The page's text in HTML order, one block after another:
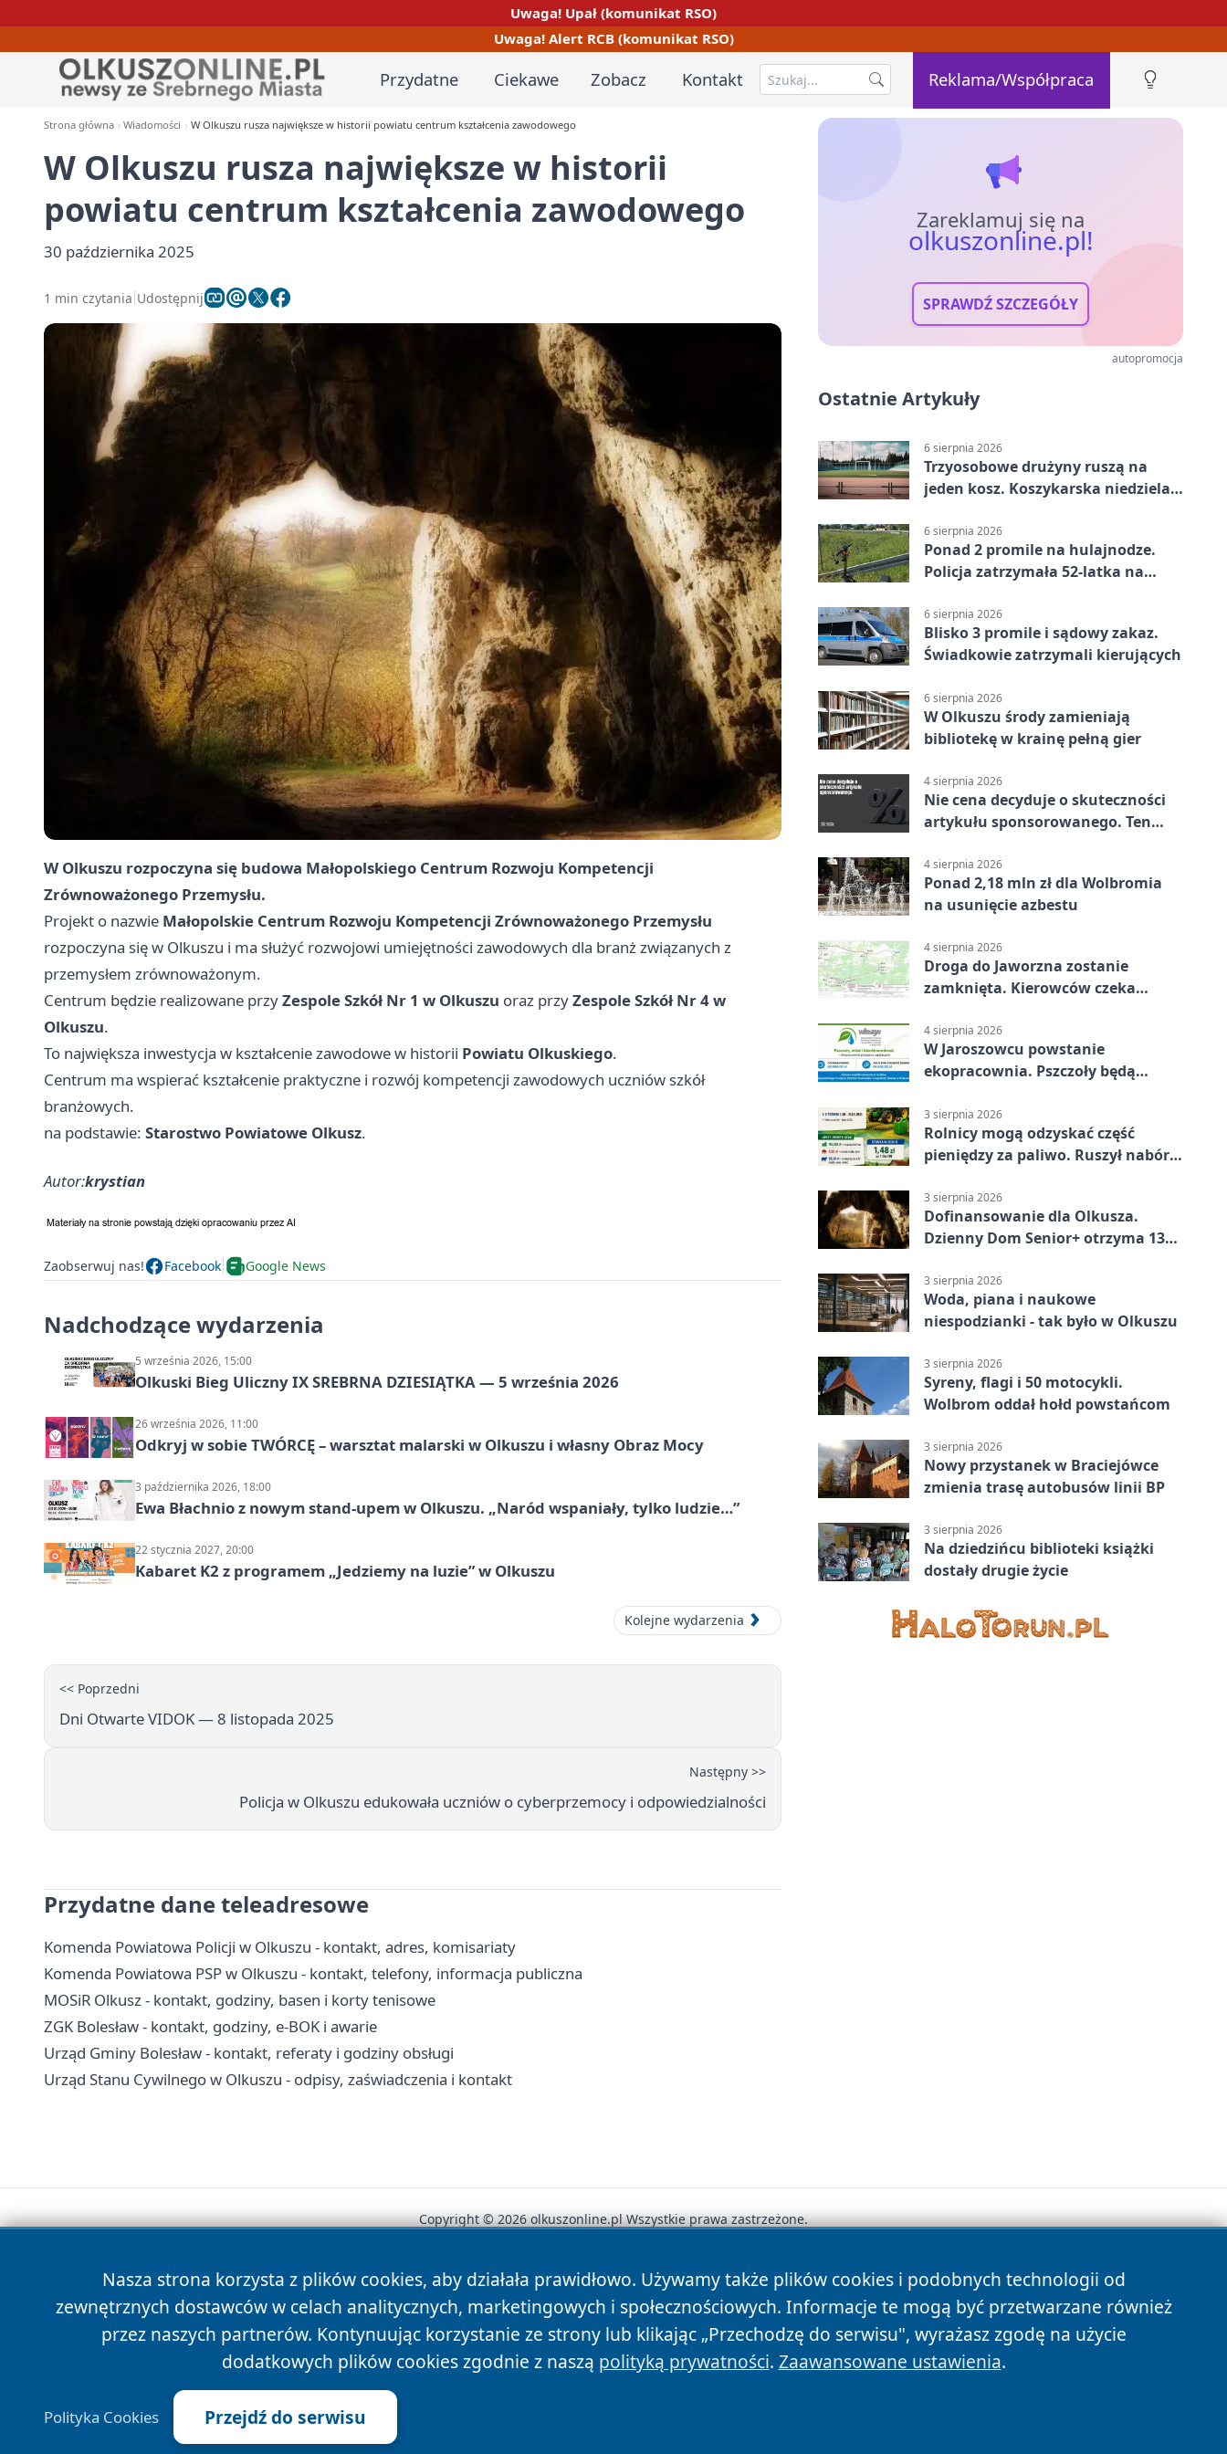
Uwaga! Upał (komunikat RSO)
Uwaga! Alert RCB (komunikat RSO)
Przydatne Ciekawe Zobacz Kontakt Reklama/Współpraca
Strona główna Wiadomości W Olkuszu rusza największe w historii powiatu centrum kształcenia zawodowego
W Olkuszu rusza największe w historii
powiatu centrum kształcenia zawodowego
30 października 2025
1 min czytania Udostępnij
W Olkuszu rozpoczyna się budowa Małopolskiego Centrum Rozwoju Kompetencji
Zrównoważonego Przemysłu.
Projekt o nazwie Małopolskie Centrum Rozwoju Kompetencji Zrównoważonego Przemysłu
rozpoczyna się w Olkuszu i ma służyć rozwojowi umiejętności zawodowych dla branż związanych z
przemysłem zrównoważonym.
Centrum będzie realizowane przyZespole Szkół Nr 1 w Olkuszu oraz przyZespole Szkół Nr 4 w
Olkuszu.
To największa inwestycja w kształcenie zawodowe w historii Powiatu Olkuskiego.
Centrum ma wspierać kształcenie praktyczne i rozwój kompetencji zawodowych uczniów szkół
branżowych.
na podstawie: Starostwo Powiatowe Olkusz.
Autor:krystian
Zaobserwuj nas! Facebook Google News
Nadchodzące wydarzenia
5 września 2026, 15:00
Olkuski Bieg Uliczny IX SREBRNA DZIESIĄTKA — 5 września 2026
26 września 2026, 11:00
Odkryj w sobie TWÓRCĘ – warsztat malarski w Olkuszu i własny Obraz Mocy
3 października 2026, 18:00
Ewa Błachnio z nowym stand-upem w Olkuszu. „Naród wspaniały, tylko ludzie…”
22 stycznia 2027, 20:00
Kabaret K2 z programem „Jedziemy na luzie” w Olkuszu
Kolejne wydarzenia
<< Poprzedni
Dni Otwarte VIDOK — 8 listopada 2025
Następny >>
Policja w Olkuszu edukowała uczniów o cyberprzemocy i odpowiedzialności
Przydatne dane teleadresowe
Komenda Powiatowa Policji w Olkuszu - kontakt, adres, komisariaty
Komenda Powiatowa PSP w Olkuszu - kontakt, telefony, informacja publiczna
MOSiR Olkusz - kontakt, godziny, basen i korty tenisowe
ZGK Bolesław - kontakt, godziny, e-BOK i awarie
Urząd Gminy Bolesław - kontakt, referaty i godziny obsługi
Urząd Stanu Cywilnego w Olkuszu - odpisy, zaświadczenia i kontakt
Zareklamuj się na
olkuszonline.pl!
SPRAWDŹ SZCZEGÓŁY
autopromocja
Ostatnie Artykuły
6 sierpnia 2026
Trzyosobowe drużyny ruszą na
jeden kosz. Koszykarska niedziela
6 sierpnia 2026
Ponad 2 promile na hulajnodze.
Policja zatrzymała 52-latka na
6 sierpnia 2026
Blisko 3 promile i sądowy zakaz.
Świadkowie zatrzymali kierujących
6 sierpnia 2026
W Olkuszu środy zamieniają
bibliotekę w krainę pełną gier
4 sierpnia 2026
Nie cena decyduje o skuteczności
artykułu sponsorowanego. Ten
4 sierpnia 2026
Ponad 2,18 mln zł dla Wolbromia
na usunięcie azbestu
4 sierpnia 2026
Droga do Jaworzna zostanie
zamknięta. Kierowców czeka
4 sierpnia 2026
W Jaroszowcu powstanie
ekopracownia. Pszczoły będą
3 sierpnia 2026
Rolnicy mogą odzyskać część
pieniędzy za paliwo. Ruszył nabór
3 sierpnia 2026
Dofinansowanie dla Olkusza.
Dzienny Dom Senior+ otrzyma 134
3 sierpnia 2026
Woda, piana i naukowe
niespodzianki - tak było w Olkuszu
3 sierpnia 2026
Syreny, flagi i 50 motocykli.
Wolbrom oddał hołd powstańcom
3 sierpnia 2026
Nowy przystanek w Braciejówce
zmienia trasę autobusów linii BP
3 sierpnia 2026
Na dziedzińcu biblioteki książki
dostały drugie życie
Nasza strona korzysta z plików cookies, aby działała prawidłowo. Używamy także plików cookies i podobnych technologii od
zewnętrznych dostawców w celach analitycznych, marketingowych i społecznościowych. Informacje te mogą być przetwarzane również
przez naszych partnerów. Kontynuując korzystanie ze strony lub klikając „Przechodzę do serwisu", wyrażasz zgodę na użycie
dodatkowych plików cookies zgodnie z naszą polityką prywatności. Zaawansowane ustawienia.
Polityka Cookies Przejdź do serwisu
Copyright © 2026 olkuszonline.pl Wszystkie prawa zastrzeżone.
News Autorzy Polityka Prywatności Polityka Cookies